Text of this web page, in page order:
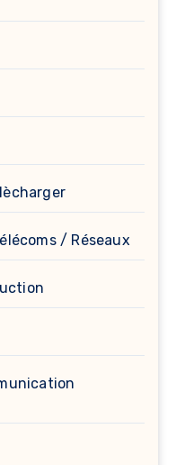
/ Réseaux